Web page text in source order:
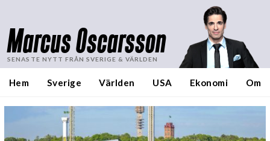
Marcus Oscarsson
SENASTE NYTT FRÅN SVERIGE & VÄRLDEN
Hem Sverige Världen USA Ekonomi Om